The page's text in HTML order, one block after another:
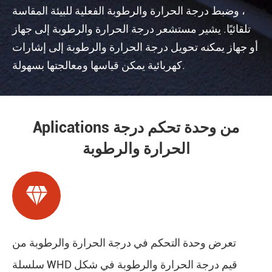
، وضبط درجة الحرارة والرطوبة الفعلية للبيئة المقاسة
تلقائيًا. يشير مستشعر درجة الحرارة والرطوبة إلى جهاز
أو جهاز يمكنه تحويل درجة الحرارة والرطوبة إلى إشارات
كهربائية يمكن قياسها ومعالجتها بسهولة.
Aplications من وحدة تحكم درجة
الحرارة والرطوبة

تعرض وحدة التحكم في درجة الحرارة والرطوبة من
سلسلة WHD قيم درجة الحرارة والرطوبة في شكل